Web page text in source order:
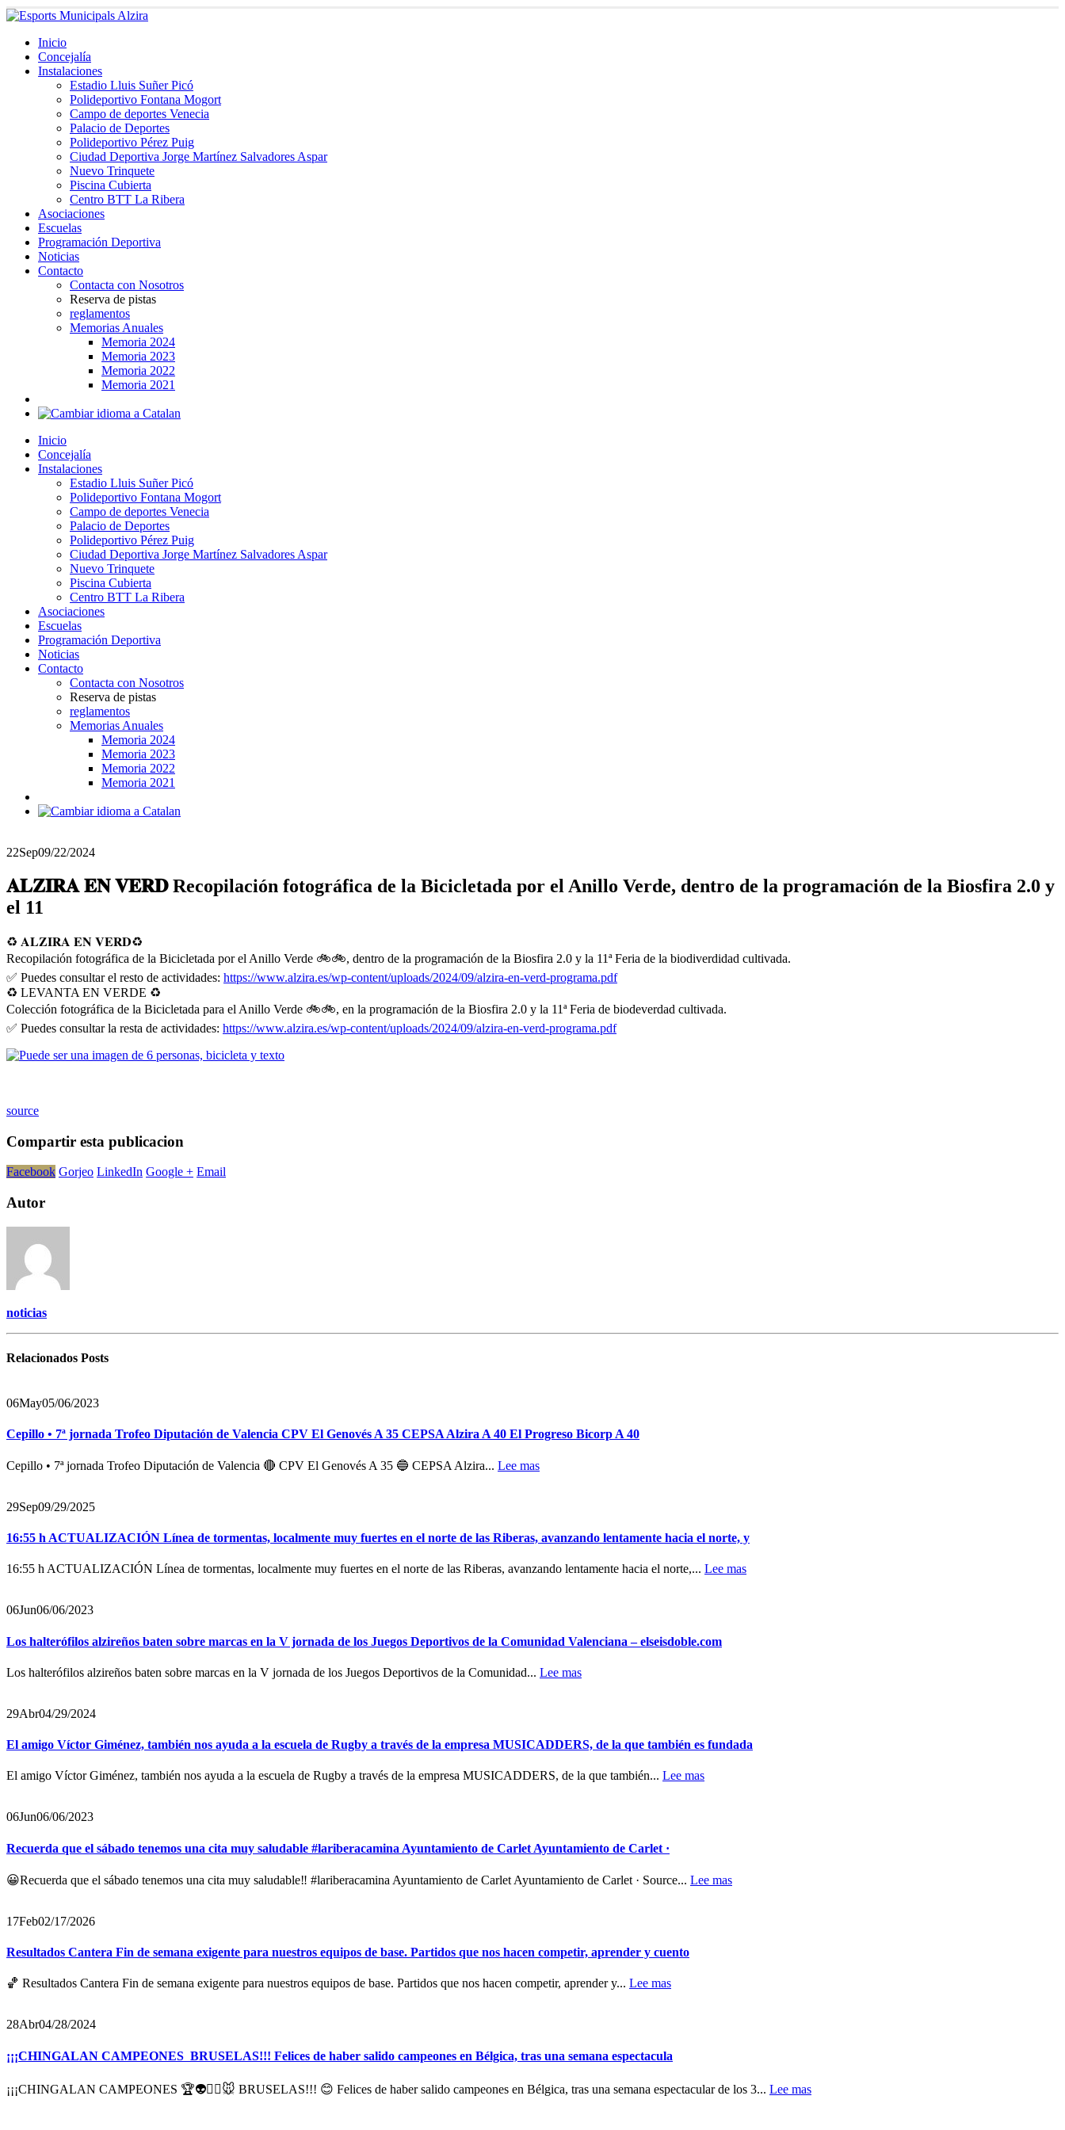
Inicio
Concejalía
Instalaciones
Estadio Lluis Suñer Picó
Polideportivo Fontana Mogort
Campo de deportes Venecia
Palacio de Deportes
Polideportivo Pérez Puig
Ciudad Deportiva Jorge Martínez Salvadores Aspar
Nuevo Trinquete
Piscina Cubierta
Centro BTT La Ribera
Asociaciones
Escuelas
Programación Deportiva
Noticias
Contacto
Contacta con Nosotros
Reserva de pistas
reglamentos
Memorias Anuales
Memoria 2024
Memoria 2023
Memoria 2022
Memoria 2021
Inicio
Concejalía
Instalaciones
Estadio Lluis Suñer Picó
Polideportivo Fontana Mogort
Campo de deportes Venecia
Palacio de Deportes
Polideportivo Pérez Puig
Ciudad Deportiva Jorge Martínez Salvadores Aspar
Nuevo Trinquete
Piscina Cubierta
Centro BTT La Ribera
Asociaciones
Escuelas
Programación Deportiva
Noticias
Contacto
Contacta con Nosotros
Reserva de pistas
reglamentos
Memorias Anuales
Memoria 2024
Memoria 2023
Memoria 2022
Memoria 2021
22Sep09/22/2024
𝐀𝐋𝐙𝐈𝐑𝐀 𝐄𝐍 𝐕𝐄𝐑𝐃 Recopilación fotográfica de la Bicicletada por el Anillo Verde, dentro de la programación de la Biosfira 2.0 y
el 11
♻️ 𝐀𝐋𝐙𝐈𝐑𝐀 𝐄𝐍 𝐕𝐄𝐑𝐃♻️
Recopilación fotográfica de la Bicicletada por el Anillo Verde 🚲🚲, dentro de la programación de la Biosfira 2.0 y la 11ª Feria de la biodiverdidad cultivada.
✅ Puedes consultar el resto de actividades: https://www.alzira.es/wp-content/uploads/2024/09/alzira-en-verd-programa.pdf
♻️ LEVANTA EN VERDE ♻️
Colección fotográfica de la Bicicletada para el Anillo Verde 🚲🚲, en la programación de la Biosfira 2.0 y la 11ª Feria de biodeverdad cultivada.
✅ Puedes consultar la resta de actividades: https://www.alzira.es/wp-content/uploads/2024/09/alzira-en-verd-programa.pdf
source
Compartir esta publicacion
Facebook Gorjeo LinkedIn Google + Email
Autor
noticias
Relacionados Posts
06May05/06/2023
Cepillo • 7ª jornada Trofeo Diputación de Valencia CPV El Genovés A 35 CEPSA Alzira A 40 El Progreso Bicorp A 40
Cepillo • 7ª jornada Trofeo Diputación de Valencia 🔴 CPV El Genovés A 35 🔵 CEPSA Alzira... Lee mas
29Sep09/29/2025
16:55 h ACTUALIZACIÓN Línea de tormentas, localmente muy fuertes en el norte de las Riberas, avanzando lentamente hacia el norte, y
16:55 h ACTUALIZACIÓN Línea de tormentas, localmente muy fuertes en el norte de las Riberas, avanzando lentamente hacia el norte,... Lee mas
06Jun06/06/2023
Los halterófilos alzireños baten sobre marcas en la V jornada de los Juegos Deportivos de la Comunidad Valenciana – elseisdoble.com
Los halterófilos alzireños baten sobre marcas en la V jornada de los Juegos Deportivos de la Comunidad... Lee mas
29Abr04/29/2024
El amigo Víctor Giménez, también nos ayuda a la escuela de Rugby a través de la empresa MUSICADDERS, de la que también es fundada
El amigo Víctor Giménez, también nos ayuda a la escuela de Rugby a través de la empresa MUSICADDERS, de la que también... Lee mas
06Jun06/06/2023
Recuerda que el sábado tenemos una cita muy saludable #lariberacamina Ayuntamiento de Carlet Ayuntamiento de Carlet ·
😀Recuerda que el sábado tenemos una cita muy saludable‼️ #lariberacamina Ayuntamiento de Carlet Ayuntamiento de Carlet · Source... Lee mas
17Feb02/17/2026
Resultados Cantera Fin de semana exigente para nuestros equipos de base. Partidos que nos hacen competir, aprender y cuento
🏀 Resultados Cantera Fin de semana exigente para nuestros equipos de base. Partidos que nos hacen competir, aprender y... Lee mas
28Abr04/28/2024
¡¡¡CHINGALAN CAMPEONES ‍ BRUSELAS!!! Felices de haber salido campeones en Bélgica, tras una semana espectacula
¡¡¡CHINGALAN CAMPEONES 🏆👽❤️‍🔥🐭 BRUSELAS!!! 😊 Felices de haber salido campeones en Bélgica, tras una semana espectacular de los 3... Lee mas